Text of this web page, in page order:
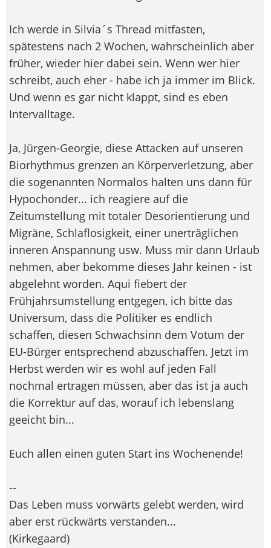
Ich werde in Silvia´s Thread mitfasten,
spätestens nach 2 Wochen, wahrscheinlich aber
früher, wieder hier dabei sein. Wenn wer hier
schreibt, auch eher - habe ich ja immer im Blick.
Und wenn es gar nicht klappt, sind es eben
Intervalltage.
Ja, Jürgen-Georgie, diese Attacken auf unseren
Biorhythmus grenzen an Körperverletzung, aber
die sogenannten Normalos halten uns dann für
Hypochonder... ich reagiere auf die
Zeitumstellung mit totaler Desorientierung und
Migräne, Schlaflosigkeit, einer unerträglichen
inneren Anspannung usw. Muss mir dann Urlaub
nehmen, aber bekomme dieses Jahr keinen - ist
abgelehnt worden. Aqui fiebert der
Frühjahrsumstellung entgegen, ich bitte das
Universum, dass die Politiker es endlich
schaffen, diesen Schwachsinn dem Votum der
EU-Bürger entsprechend abzuschaffen. Jetzt im
Herbst werden wir es wohl auf jeden Fall
nochmal ertragen müssen, aber das ist ja auch
die Korrektur auf das, worauf ich lebenslang
geeicht bin...
Euch allen einen guten Start ins Wochenende!
--
Das Leben muss vorwärts gelebt werden, wird
aber erst rückwärts verstanden...
(Kirkegaard)